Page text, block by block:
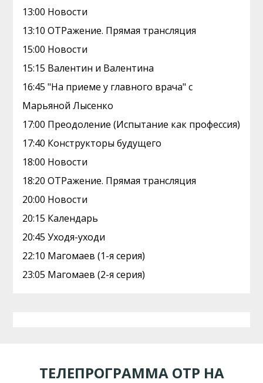
13:00 Новости
13:10 ОТРажение. Прямая трансляция
15:00 Новости
15:15 Валентин и Валентина
16:45 "На приеме у главного врача" с
Марьяной Лысенко
17:00 Преодоление (Испытание как профессия)
17:40 Конструкторы будущего
18:00 Новости
18:20 ОТРажение. Прямая трансляция
20:00 Новости
20:15 Календарь
20:45 Уходя-уходи
22:10 Магомаев (1-я серия)
23:05 Магомаев (2-я серия)
ТЕЛЕПРОГРАММА ОТР НА